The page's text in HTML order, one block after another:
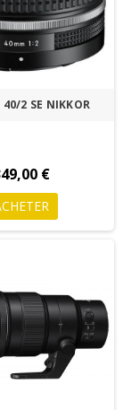
2 SE NIKKOR
€